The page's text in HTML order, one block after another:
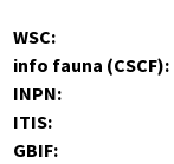
WSC:
info fauna (CSCF):
INPN:
ITIS:
GBIF: